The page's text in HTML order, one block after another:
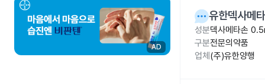
AD
유한덱사메
성분덱사메타손
구분전문의약품
업체 (주)유한양행